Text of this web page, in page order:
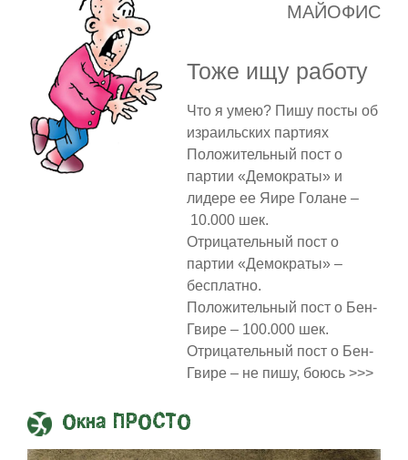
МАЙОФИС
Тоже ищу работу
Что я умею? Пишу посты об
израильских партиях
Положительный пост о
партии «Демократы» и
лидере ее Яире Голане –
10.000 шек.
Отрицательный пост о
партии «Демократы» –
бесплатно.
Положительный пост о Бен-
Гвире – 100.000 шек.
Отрицательный пост о Бен-
Гвире – не пишу, боюсь >>>
Окна ПРОСТО